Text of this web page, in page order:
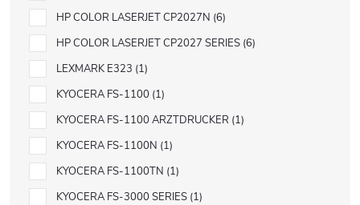
HP COLOR LASERJET CP2027N 6
HP COLOR LASERJET CP2027 SERIES 6
LEXMARK E323 1
KYOCERA FS-1100 1
KYOCERA FS-1100 ARZTDRUCKER 1
KYOCERA FS-1100N 1
KYOCERA FS-1100TN 1
KYOCERA FS-3000 SERIES 1